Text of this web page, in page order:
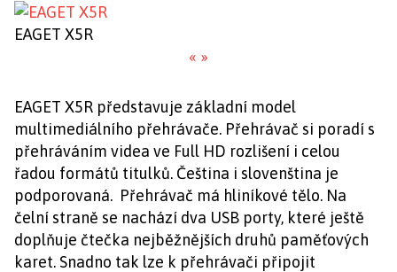
EAGET X5R
« »
EAGET X5R představuje základní model
multimediálního přehrávače. Přehrávač si poradí s
přehráváním videa ve Full HD rozlišení i celou
řadou formátů titulků. Čeština i slovenština je
podporovaná. Přehrávač má hliníkové tělo. Na
čelní straně se nachází dva USB porty, které ještě
doplňuje čtečka nejběžnějších druhů paměťových
karet. Snadno tak lze k přehrávači připojit